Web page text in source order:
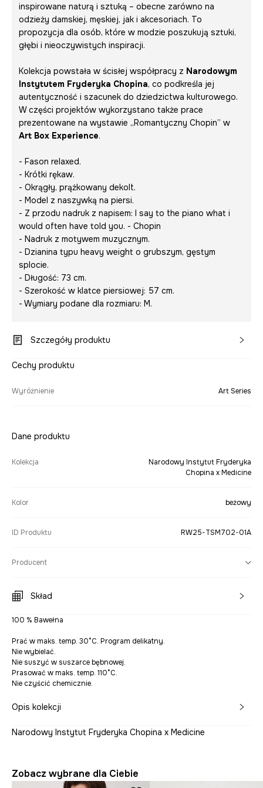
inspirowane naturą i sztuką – obecne zarówno na
odzieży damskiej, męskiej, jak i akcesoriach. To
propozycja dla osób, które w modzie poszukują sztuki,
głębi i nieoczywistych inspiracji.
Kolekcja powstała w ścisłej współpracy z Narodowym
Instytutem Fryderyka Chopina, co podkreśla jej
autentyczność i szacunek do dziedzictwa kulturowego.
W części projektów wykorzystano także prace
prezentowane na wystawie „Romantyczny Chopin” w
Art Box Experience.
- Fason relaxed.
- Krótki rękaw.
- Okrągły, prążkowany dekolt.
- Model z naszywką na piersi.
- Z przodu nadruk z napisem: I say to the piano what i
would often have told you. - Chopin
- Nadruk z motywem muzycznym.
- Dzianina typu heavy weight o grubszym, gęstym
splocie.
- Długość: 73 cm.
- Szerokość w klatce piersiowej: 57 cm.
- Wymiary podane dla rozmiaru: M.
Szczegóły produktu
Cechy produktu
Wyróżnienie Art Series
Dane produktu
Kolekcja
Narodowy Instytut Fryderyka
Chopina x Medicine
Kolor beżowy
ID Produktu RW25-TSM702-01A
Producent
Skład
100 % Bawełna
Prać w maks. temp. 30°C. Program delikatny.
Nie wybielać.
Nie suszyć w suszarce bębnowej.
Prasować w maks. temp. 110°C.
Nie czyścić chemicznie.
Opis kolekcji
Narodowy Instytut Fryderyka Chopina x Medicine
Zobacz wybrane dla Ciebie